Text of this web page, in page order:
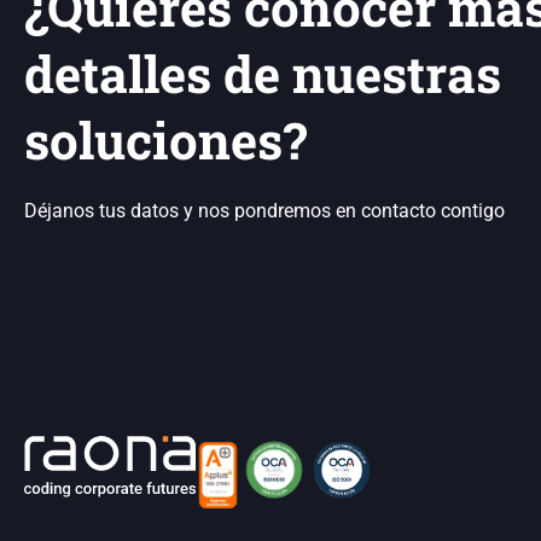
detalles de nuestras
soluciones?
Déjanos tus datos y nos pondremos en contacto contigo